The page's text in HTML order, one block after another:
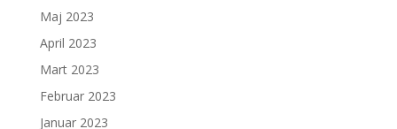
Maj 2023
April 2023
Mart 2023
Februar 2023
Januar 2023